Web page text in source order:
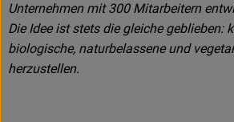
Unternehmen mit 300 Mitarbeitern
Die Idee ist stets die gleiche geblieben:
biologische, naturbelassene und
herzustellen.